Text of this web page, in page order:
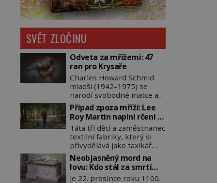
SVĚT ZLOČINU
Odveta za mřížemi: 47
ran pro Krysaře
Charles Howard Schmid
mladší (1942–1975) se
narodí svobodné matce a
adoptují ho provozovatelé
pečovatelského domu
Charles a Katharine
Schmidovi. Synek jim
mnoho radosti nepřinese.
Mezi přáteli v arizonském
Tusconu se mu přezdívá
Krysař. Je to pohledný a
charismatický mladík,
Případ zpoza mříží: Lee
Roy Martin naplní rčení o
volání do lesa
Táta tří dětí a zaměstnanec
textilní fabriky, který si
přivydělává jako taxikář.
Okolí ho líčí jako slušného
člověka. To je Lee Roy
Martin (1937–1972), jinak
též Škrtič z Gaffney,
Neobjasněný mord na
lovu: Kdo stál za smrtí
přemyslovského knížete
Je 22. prosince roku 1100.